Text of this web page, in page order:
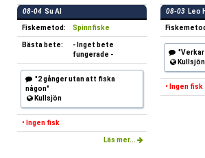
08-04 Su Al
Fiskemetod: Spinnfiske
Bästa bete:
- Inget bete
fungerade -
"2 gånger utan att fiska
någon"
Kullsjön
• Ingen fisk
Läs mer...
08-03 Leo
Kullsjön
• Ingen fisk